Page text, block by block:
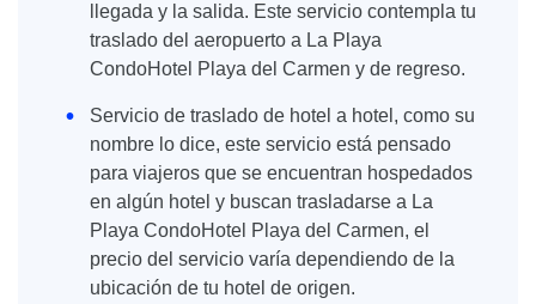
llegada y la salida. Este servicio contempla tu
traslado del aeropuerto a La Playa
CondoHotel Playa del Carmen y de regreso.
Servicio de traslado de hotel a hotel, como su
nombre lo dice, este servicio está pensado
para viajeros que se encuentran hospedados
en algún hotel y buscan trasladarse a La
Playa CondoHotel Playa del Carmen, el
precio del servicio varía dependiendo de la
ubicación de tu hotel de origen.